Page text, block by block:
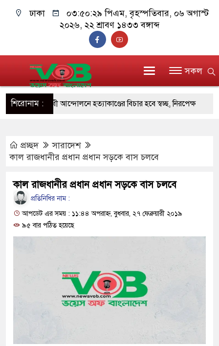
ঢাকা ০৩:৫০:৩০ পিএম, বৃহস্পতিবার, ০৬ অগাস্ট
২০২৬, ২২ শ্রাবণ ১৪৩৩ বঙ্গাব্দ
সকল
শিরোনাম : আন্দোলনে হত্যাকাণ্ডের বিচার হবে স্বচ্ছ, নিরপেক্ষ
প্রধানমন্ত্রী, মন্ত্রীবর্গ ও সরকারের উচ্চপর্যায়ের কর্মকর্তাদের
পরিবর্তন চেয়েছে বলেই জুলাই আন্দোলন সফল হয়েছে :
লাখ টাকার জাল নোটসহ দুইজনকে গ্রেফতার করেছে গুলশান
প্রচ্ছদ
সারাদেশ
কাল রাজধানীর প্রধান প্রধান সড়কে বাস চলবে
কাল রাজধানীর প্রধান প্রধান সড়কে বাস চলবে
প্রতিনিধির নাম :
আপডেট এর সময় : ১১:৪৪ অপরাহ্ন, বুধবার, ২৭ ফেব্রুয়ারী ২০১৯
৯৫ বার পঠিত হয়েছে